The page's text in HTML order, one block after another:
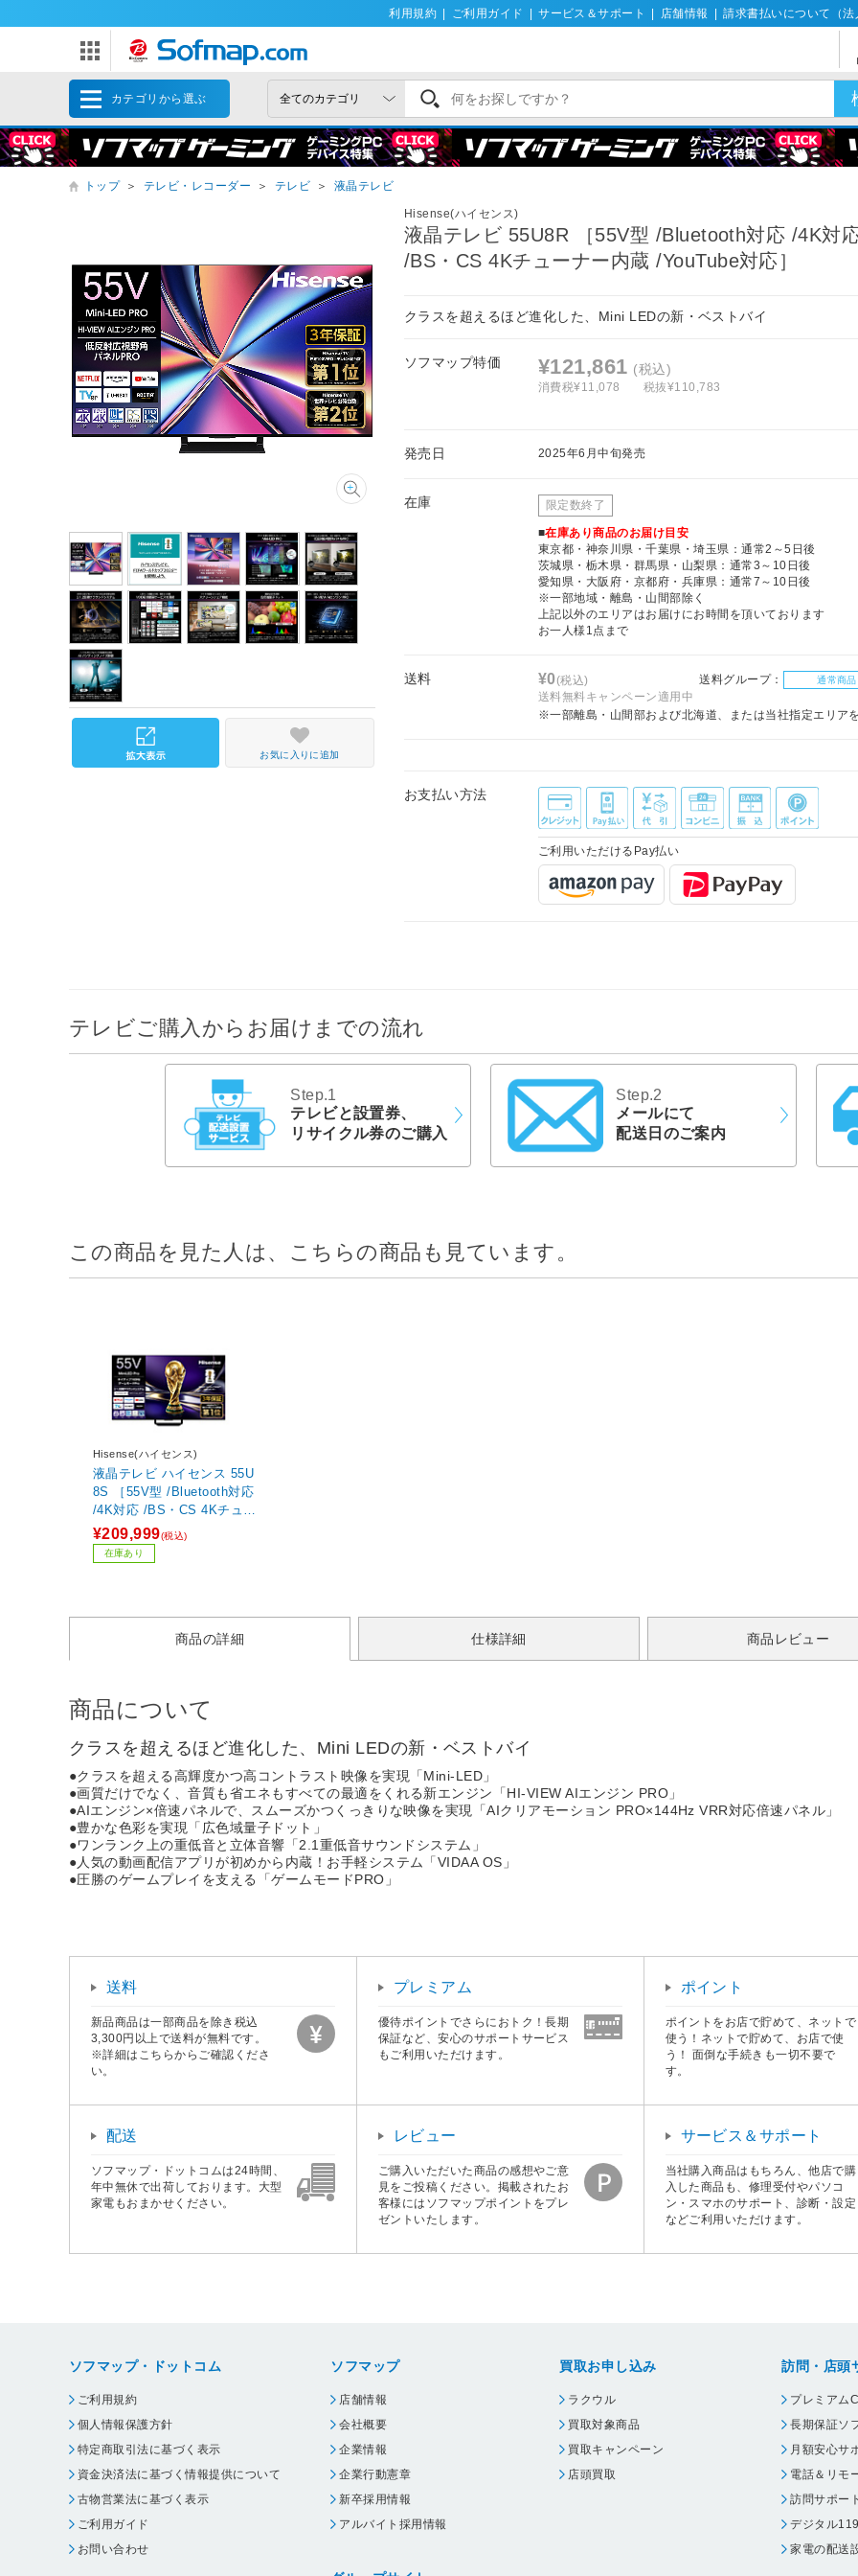
利用規約 ご利用ガイド サービス＆サポート 店舗情報 請求書払いについて（法
カテゴリから選ぶ
トップ ＞ テレビ・レコーダー ＞ テレビ ＞ 液晶テレビ
Hisense(ハイセンス)
液晶テレビ 55U8R ［55V型 /Bluetooth対応 /4K対
/BS・CS 4Kチューナー内蔵 /YouTube対応］
クラスを超えるほど進化した、Mini LEDの新・ベストバイ
ソフマップ特価 ¥121,861 (税込)
消費税¥11,078 税抜¥110,783
発売日 2025年6月中旬発売
在庫 限定数終了
■在庫あり商品のお届け目安
東京都・神奈川県・千葉県・埼玉県：通常2～5日後
茨城県・栃木県・群馬県・山梨県：通常3～10日後
愛知県・大阪府・京都府・兵庫県：通常7～10日後
※一部地域・離島・山間部除く
上記以外のエリアはお届けにお時間を頂いております
お一人様1点まで
送料 ¥0(税込) 送料グループ： 通常商品
送料無料キャンペーン適用中
※一部離島・山間部および北海道、または当社指定エリア
お支払い方法
ご利用いただけるPay払い
お気に入りに追加
テレビご購入からお届けまでの流れ
Step.1
テレビと設置券、
リサイクル券のご購入
Step.2
メールにて
配送日のご案内
この商品を見た人は、こちらの商品も見ています。
Hisense(ハイセンス)
液晶テレビ ハイセンス 55U
8S ［55V型 /Bluetooth対応
/4K対応 /BS・CS 4Kチュー
ナー内蔵 /YouTube対応］
【買い替え10000pt】
¥209,999(税込)
在庫あり
商品の詳細 仕様詳細 商品レビュー
商品について
クラスを超えるほど進化した、Mini LEDの新・ベストバイ
●クラスを超える高輝度かつ高コントラスト映像を実現「Mini-LED」
●画質だけでなく、音質も省エネもすべての最適をくれる新エンジン「HI-VIEW AIエンジン PRO」
●AIエンジン×倍速パネルで、スムーズかつくっきりな映像を実現「AIクリアモーション PRO×144Hz VRR対応倍速パネル」
●豊かな色彩を実現「広色域量子ドット」
●ワンランク上の重低音と立体音響「2.1重低音サウンドシステム」
●人気の動画配信アプリが初めから内蔵！お手軽システム「VIDAA OS」
●圧勝のゲームプレイを支える「ゲームモードPRO」
送料
新品商品は一部商品を除き税込
3,300円以上で送料が無料です。
※詳細はこちらからご確認くださ
い。
プレミアム
優待ポイントでさらにおトク！長期
保証など、安心のサポートサービス
もご利用いただけます。
ポイント
ポイントをお店で貯めて、ネットで
使う！ネットで貯めて、お店で使
う！ 面倒な手続きも一切不要で
す。
配送
ソフマップ・ドットコムは24時間、
年中無休で出荷しております。大型
家電もおまかせください。
レビュー
ご購入いただいた商品の感想やご意
見をご投稿ください。掲載されたお
客様にはソフマップポイントをプレ
ゼントいたします。
サービス＆サポート
当社購入商品はもちろん、他店で購
入した商品も、修理受付やパソコ
ン・スマホのサポート、診断・設定
などご利用いただけます。
ソフマップ・ドットコム
ご利用規約
個人情報保護方針
特定商取引法に基づく表示
資金決済法に基づく情報提供について
古物営業法に基づく表示
ご利用ガイド
お問い合わせ
ソフマップ
店舗情報
会社概要
企業情報
企業行動憲章
新卒採用情報
アルバイト採用情報
買取お申し込み
ラクウル
買取対象商品
買取キャンペーン
店頭買取
訪問・店頭
プレミアム
長期保証ソ
月額安心サ
電話＆リモ
訪問サポート
デジタル119
家電の配送